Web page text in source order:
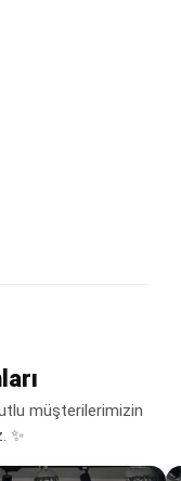
müşterilerimizin
✨